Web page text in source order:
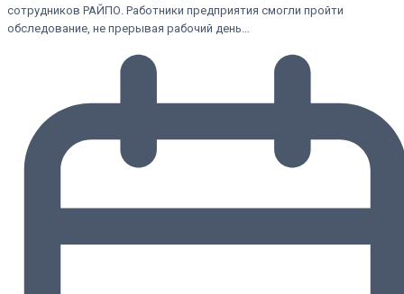
сотрудников РАЙПО. Работники предприятия смогли пройти
обследование, не прерывая рабочий день…